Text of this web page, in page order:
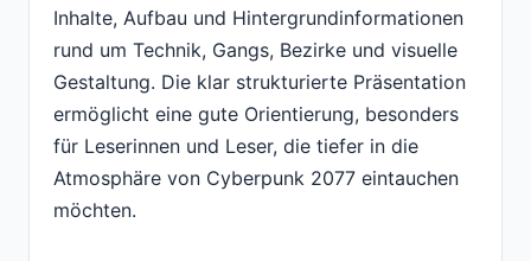
Inhalte, Aufbau und Hintergrundinformationen
rund um Technik, Gangs, Bezirke und visuelle
Gestaltung. Die klar strukturierte Präsentation
ermöglicht eine gute Orientierung, besonders
für Leserinnen und Leser, die tiefer in die
Atmosphäre von Cyberpunk 2077 eintauchen
möchten.